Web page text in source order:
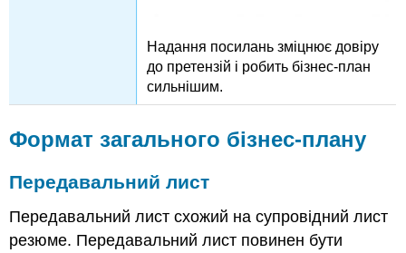
Надання посилань зміцнює довіру
до претензій і робить бізнес-план
сильнішим.
Формат загального бізнес-плану
Передавальний лист
Передавальний лист схожий на супровідний лист
резюме. Передавальний лист повинен бути